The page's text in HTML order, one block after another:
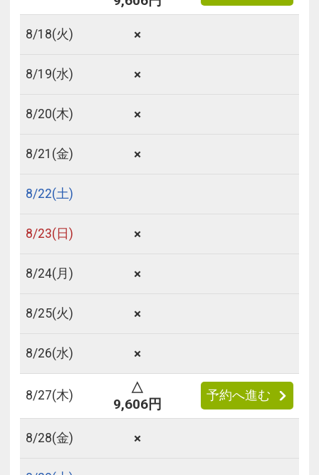
8/18(火) ×
8/19(水) ×
8/20(木) ×
8/21 (金) ×
8/22(土)
8/23(日) ×
8/24(月) ×
8/25(火) ×
8/26(水) ×
8/27(木)
△
9,606円
予約へ進む
8/28(金) ×